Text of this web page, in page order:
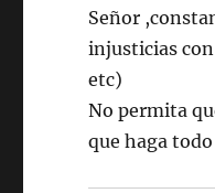
Señor
injusticias
etc)
No permita
que haga